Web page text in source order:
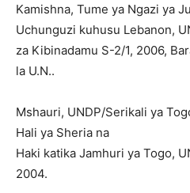
Kamishna, Tume ya Ngazi ya
Uchunguzi kuhusu Lebanon,
za Kibinadamu S-2/1, 2006,
la U.N..
Mshauri, UNDP/Serikali ya
Hali ya Sheria na
Haki katika Jamhuri ya Togo,
2004.